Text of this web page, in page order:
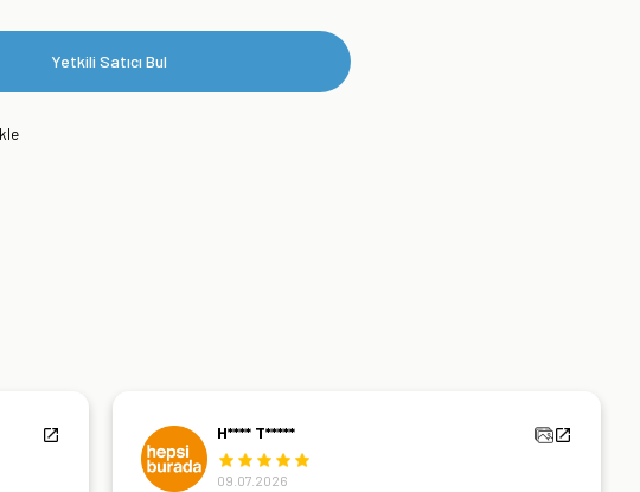
Yetkili Satıcı Bul
H**** T*****
09.07.2026